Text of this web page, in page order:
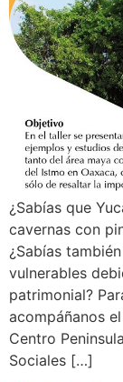
¿Sabías que
cavernas con
¿Sabías
vulnerables
patrimonial?
acompáñanos
Centro
Sociales […]